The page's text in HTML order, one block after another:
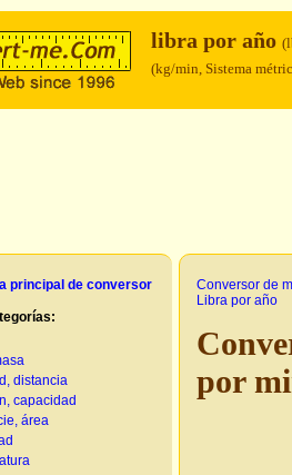
libra por año
(kg/min, Sistema
principal de conversor
distancia
capacidad
área
Conversor de
Libra por año
por